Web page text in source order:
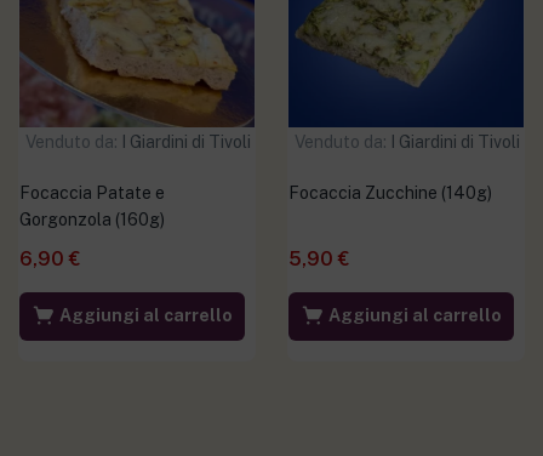
Venduto da: I Giardini di Tivoli
Focaccia Patate e
Gorgonzola (160g)
6,90 €
Aggiungi al carrello
Venduto da: I Giardini di Tivoli
Focaccia Zucchine (140g)
5,90 €
Aggiungi al carrello